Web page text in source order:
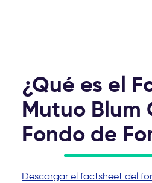
¿Qué es el
Mutuo Blum
Fondo de
Descargar el factsheet del